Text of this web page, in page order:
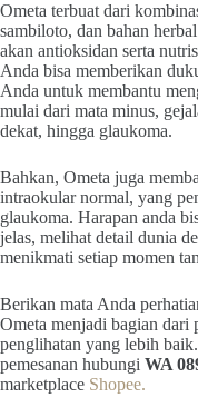
Ometa terbuat dari
sambiloto, dan bahan
akan antioksidan serta
Anda bisa memberikan
Anda untuk membantu
mulai dari mata minus,
dekat, hingga glaukoma.
Bahkan, Ometa juga
intraokular normal, yang
glaukoma. Harapan anda
jelas, melihat detail dunia
menikmati setiap momen
Berikan mata Anda
Ometa menjadi bagian dari
penglihatan yang lebih
pemesanan hubungi WA
marketplace Shopee.